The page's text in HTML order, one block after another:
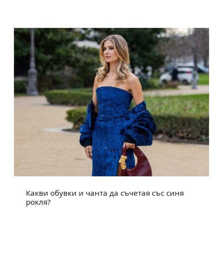
Какви обувки и чанта да съчетая със синя
рокля?